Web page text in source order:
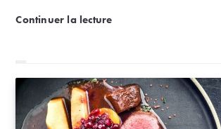
Continuer la lectureCes belges propriétaires de